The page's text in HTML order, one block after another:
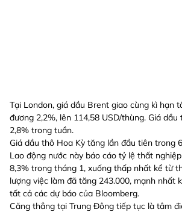
Tại London, giá dầu Brent giao cùng kì hạn
đương 2,2%, lên 114,58 USD/thùng. Giá
2,8% trong tuần.
Giá dầu thô Hoa Kỳ tăng lần đầu tiên trong
Lao động nước này báo cáo tỷ lệ thất
8,3% trong tháng 1, xuống thấp nhất kể từ
lượng việc làm đã tăng 243.000, mạnh nhất
tất cả các dự báo của Bloomberg.
Căng thẳng tại Trung Đông tiếp tục là tâm